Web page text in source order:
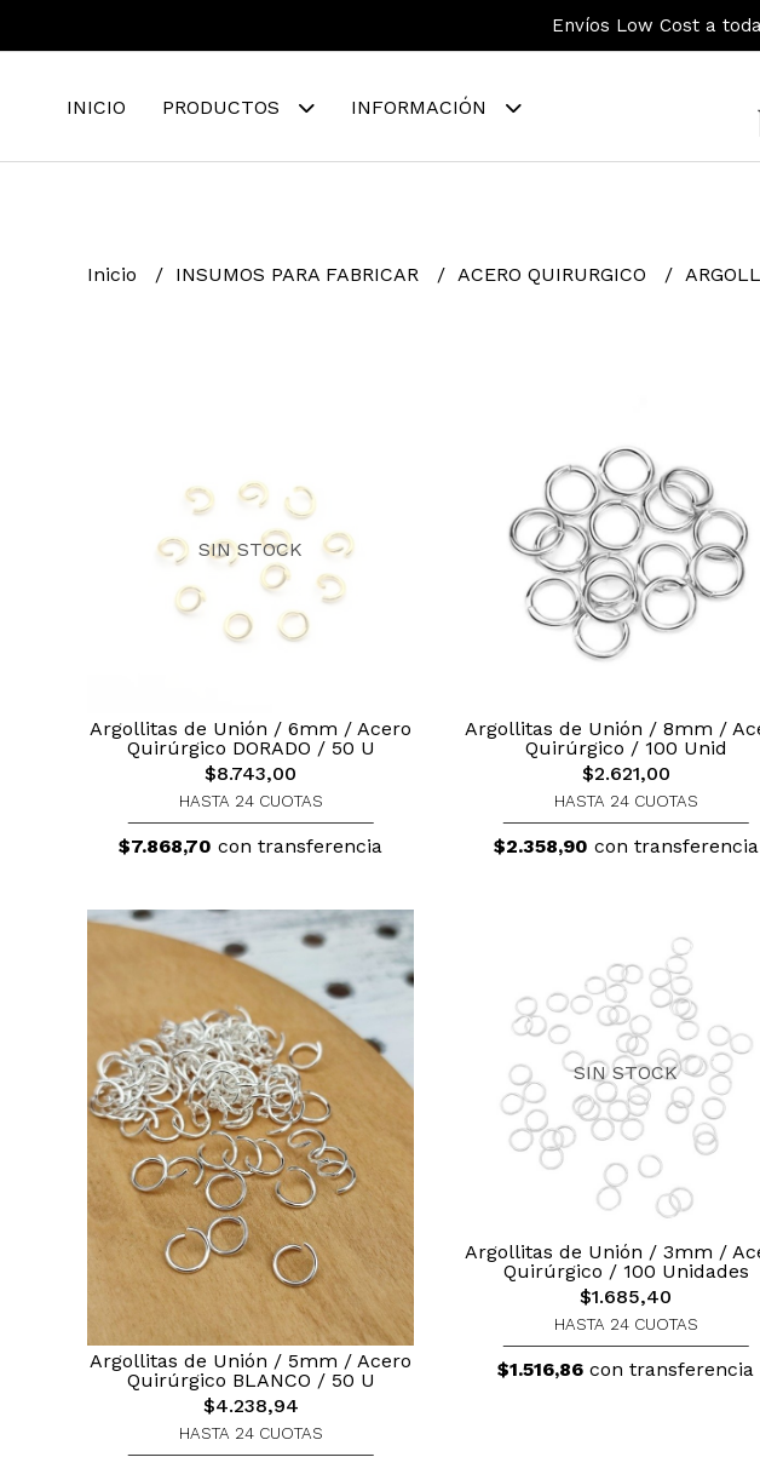
Envíos Low Cost a
INICIO PRODUCTOS INFORMACIÓN
Inicio INSUMOS PARA FABRICAR ACERO QUIRURGICO
SIN STOCK
Argollitas de Unión / 6mm / Acero
Quirúrgico DORADO / 50 U
$8.743,00
HASTA 24 CUOTAS
$7.868,70 con transferencia
Argollitas de Unión / 8mm /
Quirúrgico / 100 Unid
$2.621,00
HASTA 24 CUOTAS
$2.358,90 con transferencia
Argollitas de Unión / 5mm / Acero
Quirúrgico BLANCO / 50 U
$4.238,94
HASTA 24 CUOTAS
SIN STOCK
Argollitas de Unión / 3mm /
Quirúrgico / 100 Unidades
$1.685,40
HASTA 24 CUOTAS
$1.516,86 con transferencia